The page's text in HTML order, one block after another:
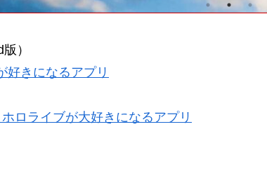
）
きになるアプリ
ロライブが大好きになるアプリ